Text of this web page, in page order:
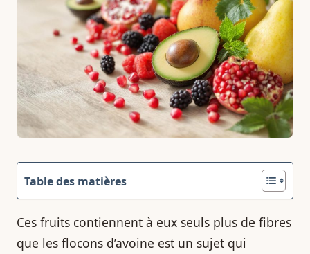
Table des matières
Ces fruits contiennent à eux seuls plus de fibres
que les flocons d’avoine est un sujet qui